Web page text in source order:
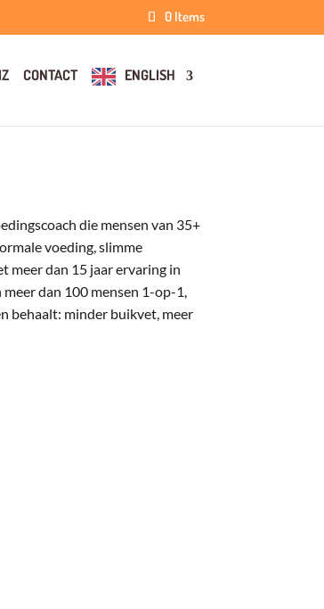
0 Items
CONTACT ENGLISH
die mensen van 35+
voeding, slimme
meer dan 15 jaar ervaring in
dan 100 mensen 1-op-1,
behaalt: minder buikvet, meer